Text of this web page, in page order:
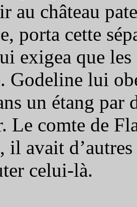
au château
porta cette
exigea que
Godeline lui
un étang par
Le comte de
il avait
celui-là.